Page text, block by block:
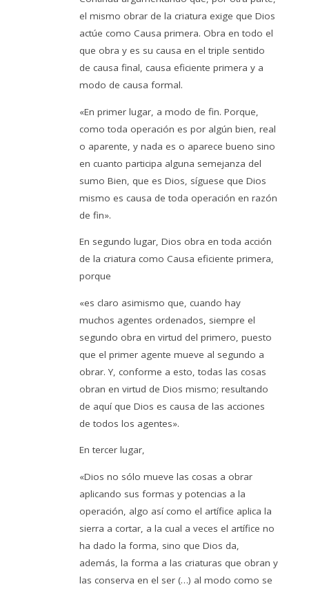
el mismo obrar de la criatura exige que Dios
actúe como Causa primera. Obra en todo el
que obra y es su causa en el triple sentido
de causa final, causa eficiente primera y a
modo de causa formal.
«En primer lugar, a modo de fin. Porque,
como toda operación es por algún bien, real
o aparente, y nada es o aparece bueno sino
en cuanto participa alguna semejanza del
sumo Bien, que es Dios, síguese que Dios
mismo es causa de toda operación en razón
de fin».
En segundo lugar, Dios obra en toda acción
de la criatura como Causa eficiente primera,
porque
«es claro asimismo que, cuando hay
muchos agentes ordenados, siempre el
segundo obra en virtud del primero, puesto
que el primer agente mueve al segundo a
obrar. Y, conforme a esto, todas las cosas
obran en virtud de Dios mismo; resultando
de aquí que Dios es causa de las acciones
de todos los agentes».
En tercer lugar,
«Dios no sólo mueve las cosas a obrar
aplicando sus formas y potencias a la
operación, algo así como el artífice aplica la
sierra a cortar, a la cual a veces el artífice no
ha dado la forma, sino que Dios da,
además, la forma a las criaturas que obran y
las conserva en el ser (…) al modo como se